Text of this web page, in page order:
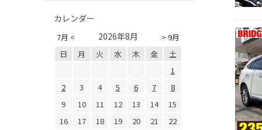
カレンダー
7月 < > 9月
2026年8月
日 月 火 水 木 金
土
1
2
3 4 5 6 7
8
9
10 11 12 13 14
15
16
17 18 19 20 21 22